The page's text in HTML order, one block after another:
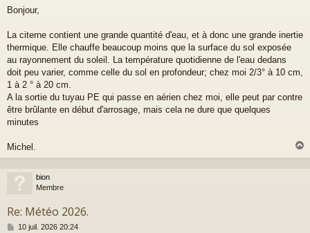
s
a
g
Bonjour,
La citerne contient une grande quantité d'eau, et à donc une grande inertie
thermique. Elle chauffe beaucoup moins que la surface du sol exposée
au rayonnement du soleil. La température quotidienne de l'eau dedans
doit peu varier, comme celle du sol en profondeur; chez moi 2/3° à 10 cm,
1 à 2 ° à 20 cm.
A la sortie du tuyau PE qui passe en aérien chez moi, elle peut par contre
être brûlante en début d'arrosage, mais cela ne dure que quelques
minutes
Michel.
a
bion
Membre
Re: Météo 2026.
M10 juil. 2026 20:24